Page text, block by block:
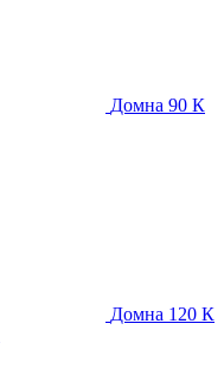
Домна 90 К
Домна 120 К